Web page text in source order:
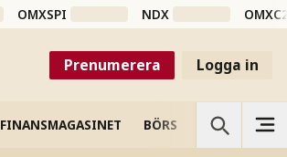
OMXSPI NDX
Prenumerera Logga in
FINANSMAGASINET BÖRS VETENSKAP